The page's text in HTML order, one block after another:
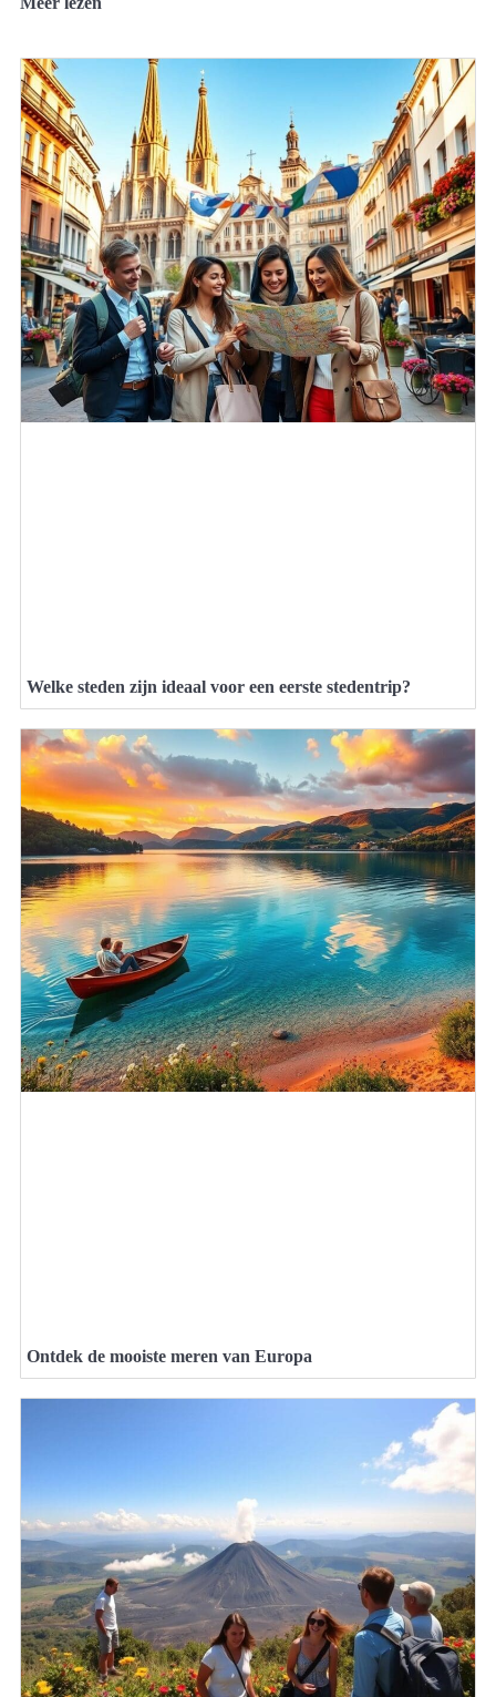
Welke steden zijn ideaal voor een eerste stedentrip?
Ontdek de mooiste meren van Europa